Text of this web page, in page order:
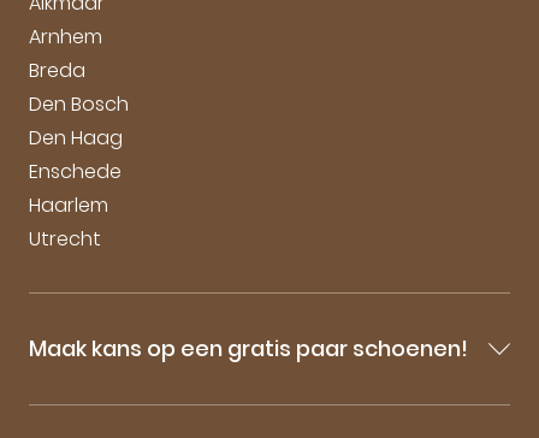
Arnhem
Breda
Den Bosch
Den Haag
Enschede
Haarlem
Utrecht
Maak kans op een gratis paar schoenen!
Blijf op de hoogte van onze sale-aankondigingen,